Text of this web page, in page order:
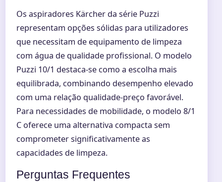
Os aspiradores Kärcher da série Puzzi
representam opções sólidas para utilizadores
que necessitam de equipamento de limpeza
com água de qualidade profissional. O modelo
Puzzi 10/1 destaca-se como a escolha mais
equilibrada, combinando desempenho elevado
com uma relação qualidade-preço favorável.
Para necessidades de mobilidade, o modelo 8/1
C oferece uma alternativa compacta sem
comprometer significativamente as
capacidades de limpeza.
Perguntas Frequentes